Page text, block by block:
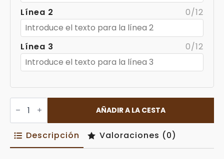
Línea 2 0/12
Línea 3 0/12
Placa
ID
Alfabeto
Letra
K
Personalizable
cantidad
AÑADIR A LA CESTA
Descripción Valoraciones (0)